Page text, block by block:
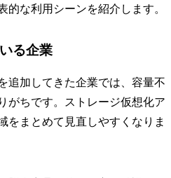
的な利用シーンを紹介します。
る企業
追加してきた企業では、容量不
がちです。ストレージ仮想化ア
をまとめて見直しやすくなりま